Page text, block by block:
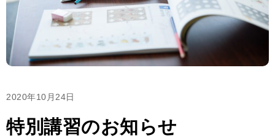
2020年10月24日
特別講習のお知らせ